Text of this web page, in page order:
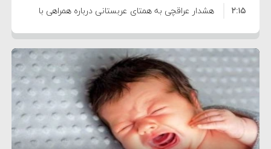
هشدار عراقچی به همتای عربستانی درباره همراهی با
آمریکا
۲:۱۵
مقام ارشد امنیتی: برنامه گسترده‌ای برای پاسخ به
دیوانگی آمریکا داریم
۷:۱۰
ترامپ دستور حملات جدید علیه ایران را صادر کرد
۵:۴۵
سپاه: دو نفتکش متخلف مورد اصابت قرار گرفته و
متوقف شدند
۱۲:۵۹
ترامپ مدعی توافق تاریخی برای خلع سلاح کامل
حماس شد
۸:۵۷
اعتراض عراقچی به همتای بلغارستانی به دلیل کمک
به آمریکا در حملات به ایران
۱۶:۱۹
کشورهایی که به متجاوزان کمک می کنند پاسخ
۱۰:۱۵